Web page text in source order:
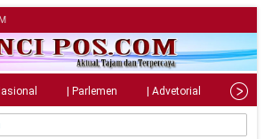
| Parlemen | Advetorial |